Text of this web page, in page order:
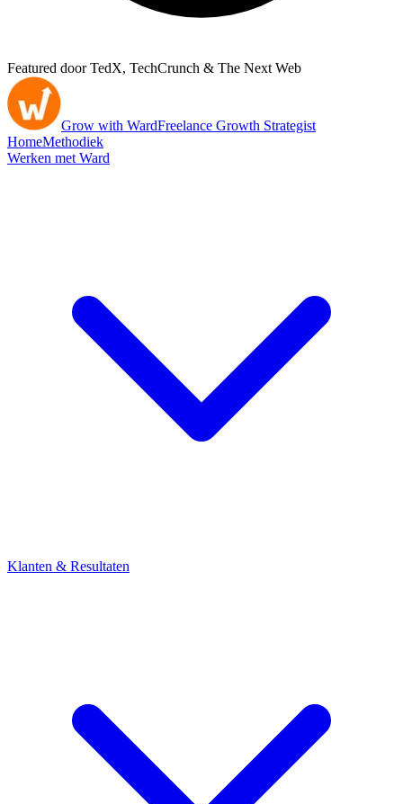
Featured door TedX, TechCrunch & The Next Web
Grow with WardFreelance Growth Strategist
HomeMethodiek
Werken met Ward
Klanten & Resultaten